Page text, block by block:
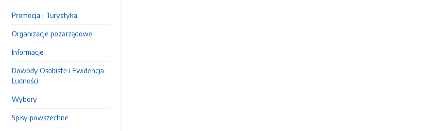
Promocja i Turystyka
Organizacje pozarządowe
Informacje
Dowody Osobiste i Ewidencja
Ludności
Wybory
Spisy powszechne